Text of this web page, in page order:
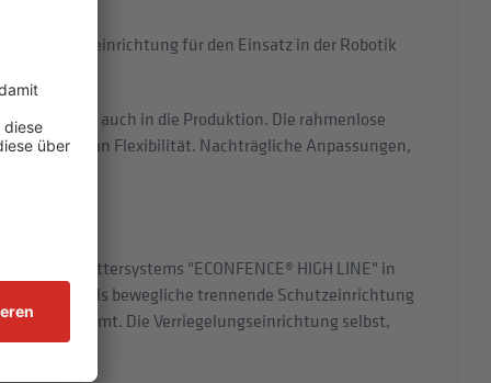
für den Einsatz in der Robotik
sicher.
auch in die Produktion. Die rahmenlose
an Flexibilität. Nachträgliche Anpassungen,
Schutzgittersystems "ECONFENCE® HIGH LINE" in
Einsatz als bewegliche trennende Schutzeinrichtung
bestimmt. Die Verriegelungseinrichtung selbst,